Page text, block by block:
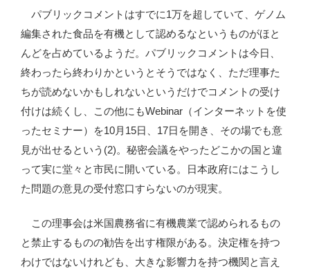
パブリックコメントはすでに1万を超していて、ゲノム
編集された食品を有機として認めるなというものがほと
んどを占めているようだ。パブリックコメントは今日、
終わったら終わりかというとそうではなく、ただ理事た
ちが読めないかもしれないというだけでコメントの受け
付けは続くし、この他にもWebinar（インターネットを使
ったセミナー）を10月15日、17日を開き、その場でも意
見が出せるという(2)。秘密会議をやったどこかの国と違
って実に堂々と市民に開いている。日本政府にはこうし
た問題の意見の受付窓口すらないのが現実。
この理事会は米国農務省に有機農業で認められるもの
と禁止するものの勧告を出す権限がある。決定権を持つ
わけではないけれども、大きな影響力を持つ機関と言え